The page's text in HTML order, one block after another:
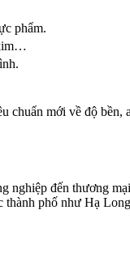
phẩm.
mới về độ bền,
nghiệp đến thương
phố như Hạ